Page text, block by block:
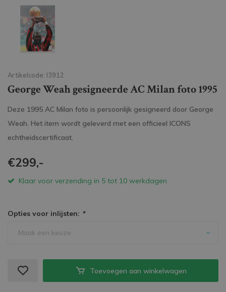
Artikelcode: I3912
George Weah gesigneerde AC Milan foto 1995
Deze 1995 AC Milan foto is persoonlijk gesigneerd door George
Weah. Het item wordt geleverd met een officieel ICONS
echtheidscertificaat.
€299,-
Klaar voor verzending in 5 tot 10 werkdagen
Opties voor inlijsten: *
Maak een keuze
Toevoegen aan winkelwagen